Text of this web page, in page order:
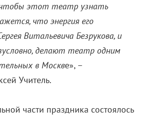
чтобы этот театр узнать
что энергия его
Витальевича Безрукова, и
делают театр одним
в Москве», –
Учитель.
части праздника состоялось